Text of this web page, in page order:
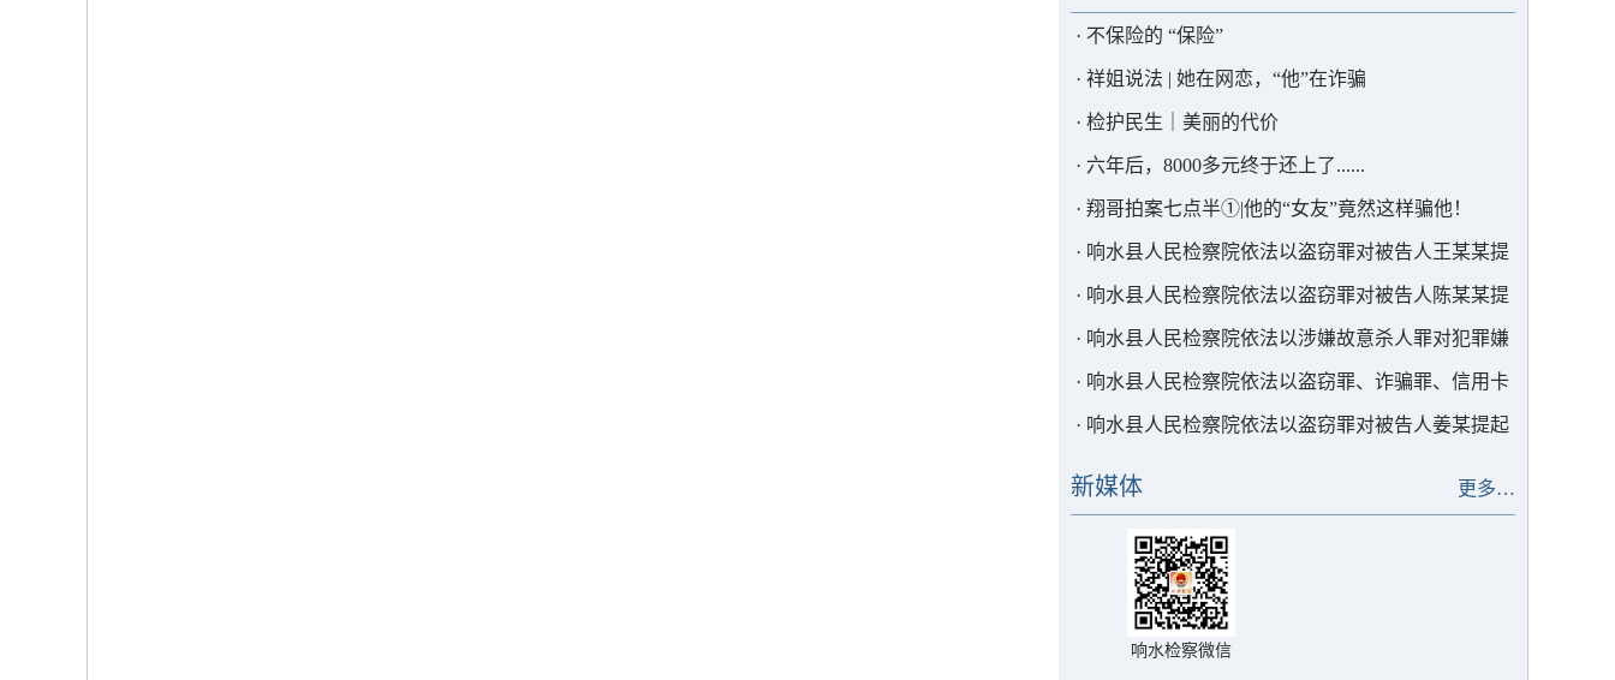
· 不保险的 “保险”
· 祥姐说法 | 她在网恋，“他”在诈骗
· 检护民生｜美丽的代价
· 六年后，8000多元终于还上了......
· 翔哥拍案七点半①|他的“女友”竟然这样骗他！
· 响水县人民检察院依法以盗窃罪对被告人王某某提
起公诉
· 响水县人民检察院依法以盗窃罪对被告人陈某某提
起公诉
· 响水县人民检察院依法以涉嫌故意杀人罪对犯罪嫌
疑人周某某批准逮捕
· 响水县人民检察院依法以盗窃罪、诈骗罪、信用卡
诈骗罪对被告人王某某提起公诉
· 响水县人民检察院依法以盗窃罪对被告人姜某提起
更多…
新媒体
响水检察微信